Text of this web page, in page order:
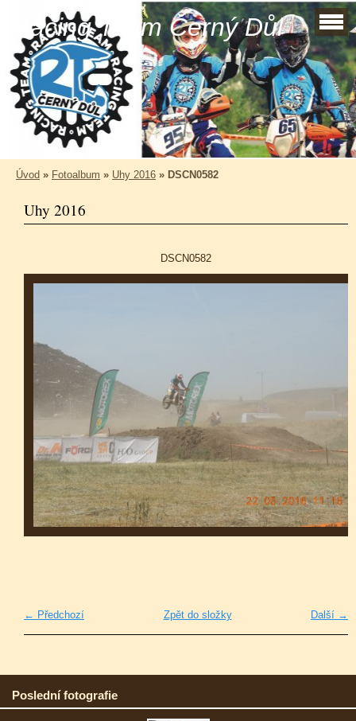
Racing Team Černý Důl
Úvod » Fotoalbum » Uhy 2016 » DSCN0582
Uhy 2016
DSCN0582
← Předchozí Další →
Zpět do složky
Poslední fotografie